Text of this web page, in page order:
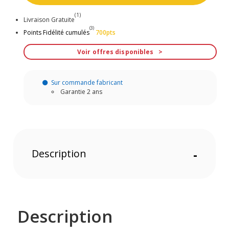
Livraison Gratuite
(1)
Points Fidélité cumulés
(3)
700pts
Voir offres disponibles
Sur commande fabricant
Garantie 2 ans
Description -
Description